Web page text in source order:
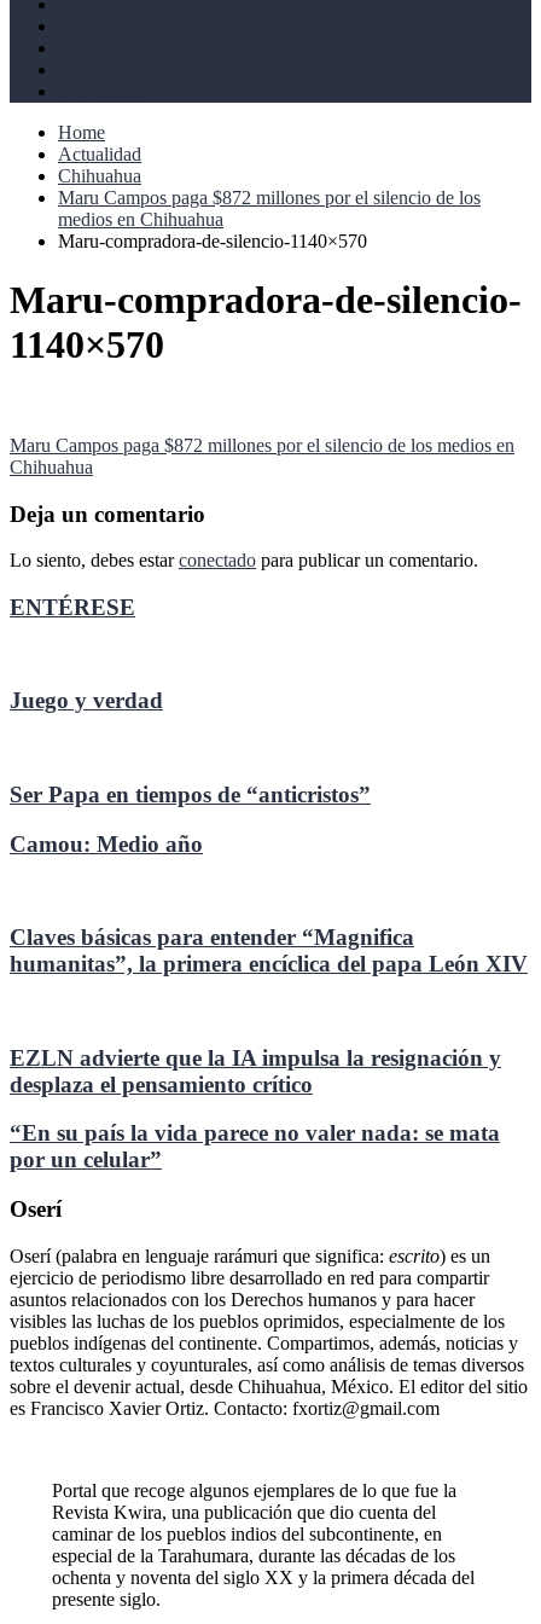
Home
Actualidad
Chihuahua
Maru Campos paga $872 millones por el silencio de los
medios en Chihuahua
Maru-compradora-de-silencio-1140×570
Maru-compradora-de-silencio-
1140×570
Navegación
de
entradas
Maru Campos paga $872 millones por el silencio de los medios en
Chihuahua
Deja un comentario
Lo siento, debes estarconectado para publicar un comentario.
ENTÉRESE
Juego y verdad
Ser Papa en tiempos de “anticristos”
Camou: Medio año
Claves básicas para entender “Magnifica
humanitas”, la primera encíclica del papa León XIV
EZLN advierte que la IA impulsa la resignación y
desplaza el pensamiento crítico
“En su país la vida parece no valer nada: se mata
por un celular”
Oserí
Oserí (palabra en lenguaje rarámuri que significa: escrito) es un
ejercicio de periodismo libre desarrollado en red para compartir
asuntos relacionados con los Derechos humanos y para hacer
visibles las luchas de los pueblos oprimidos, especialmente de los
pueblos indígenas del continente. Compartimos, además, noticias y
textos culturales y coyunturales, así como análisis de temas diversos
sobre el devenir actual, desde Chihuahua, México. El editor del sitio
es Francisco Xavier Ortiz. Contacto: fxortiz@gmail.com
Portal que recoge algunos ejemplares de lo que fue la
Revista Kwira, una publicación que dio cuenta del
caminar de los pueblos indios del subcontinente, en
especial de la Tarahumara, durante las décadas de los
ochenta y noventa del siglo XX y la primera década del
presente siglo.